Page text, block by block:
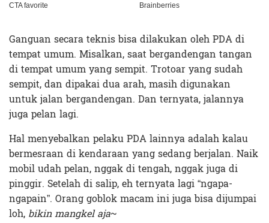
Ganguan secara teknis bisa dilakukan oleh PDA di
tempat umum. Misalkan, saat bergandengan tangan
di tempat umum yang sempit. Trotoar yang sudah
sempit, dan dipakai dua arah, masih digunakan
untuk jalan bergandengan. Dan ternyata, jalannya
juga pelan lagi.
Hal menyebalkan pelaku PDA lainnya adalah kalau
bermesraan di kendaraan yang sedang berjalan. Naik
mobil udah pelan, nggak di tengah, nggak juga di
pinggir. Setelah di salip, eh ternyata lagi “ngapa-
ngapain”. Orang goblok macam ini juga bisa dijumpai
loh, bikin mangkel aja~